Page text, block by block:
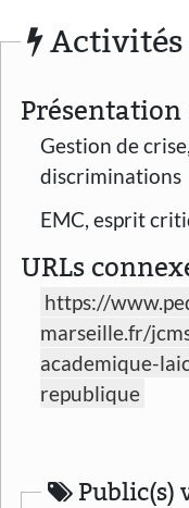
Activités
Présentation
Gestion de
discriminations
EMC, esprit
URLs
https://
marseille.fr/
academique-
republique
Public(s)